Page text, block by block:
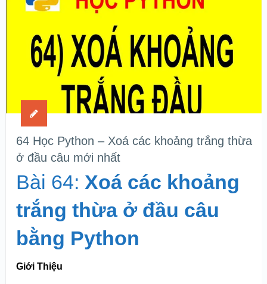
64 Học Python – Xoá các khoảng trắng thừa
ở đầu câu mới nhất
Bài 64: Xoá các khoảng
trắng thừa ở đầu câu
bằng Python
Giới Thiệu